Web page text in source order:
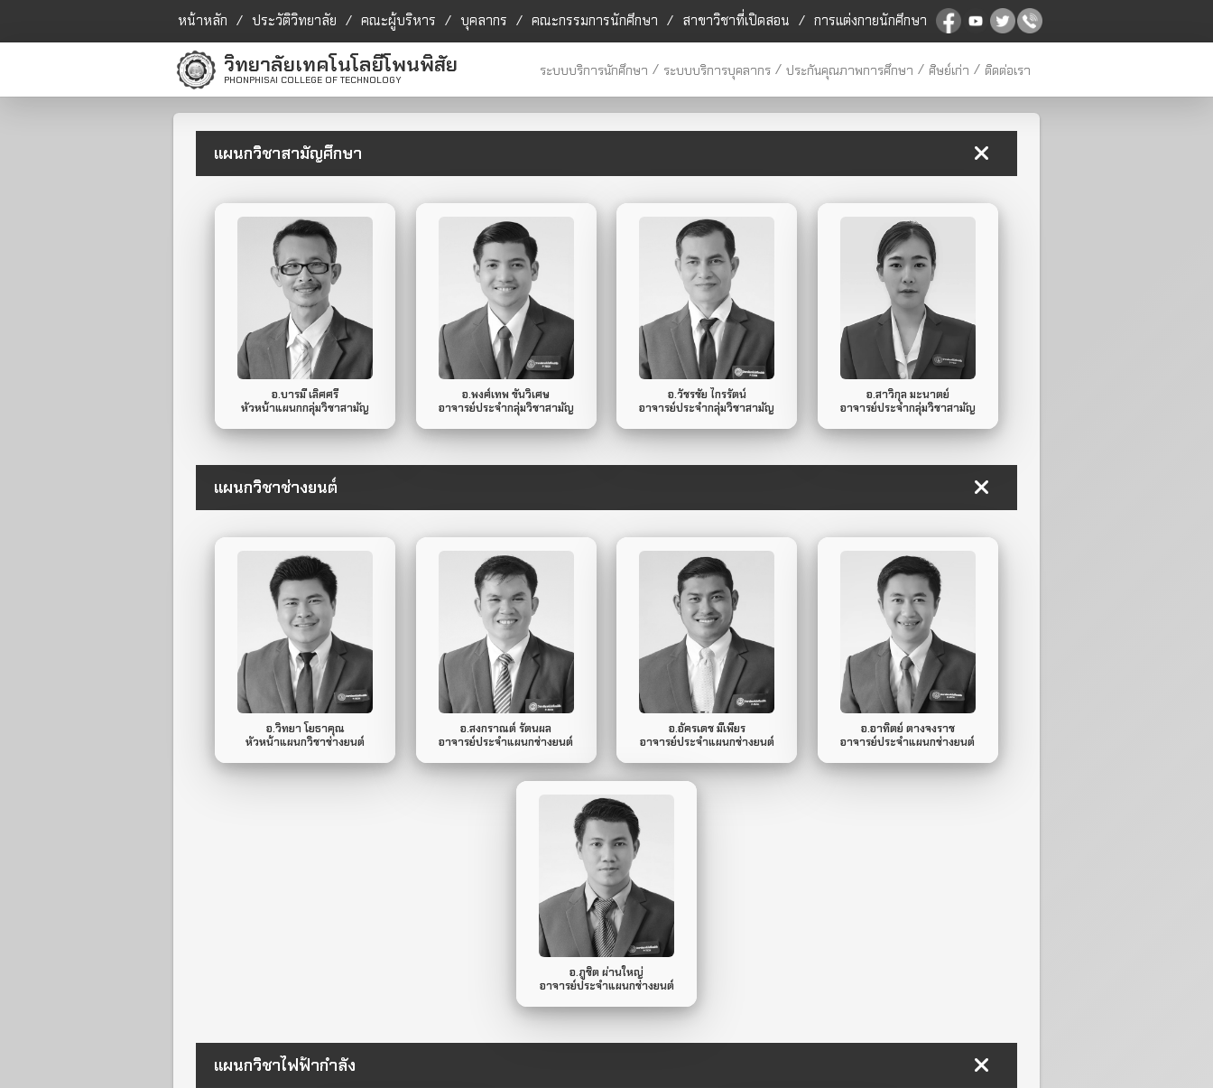
หน้าหลัก / ประวัติวิทยาลัย / คณะผู้บริหาร / บุคลากร / คณะกรรมการนักศึกษา / สาขาวิชาที่เปิดสอน / การแต่งกายนักศึกษา
วิทยาลัยเทคโนโลยีโพนพิสัย
PHONPHISAI COLLEGE OF TECHNOLOGY
ระบบบริการนักศึกษา / ระบบบริการบุคลากร / ประกันคุณภาพการศึกษา / ศิษย์เก่า / ติดต่อเรา
แผนกวิชาสามัญศึกษา
อ.บารมี เลิศศรี
หัวหน้าแผนกกลุ่มวิชาสามัญ
094-020-1092
Mobile Phone.
ไม่มี
Line ID.
อ.พงศ์เทพ ขันวิเศษ
อาจารย์ประจํากลุ่มวิชาสามัญ
064-271-0909
Mobile Phone.
ไม่มี
Line ID.
อ.วัชรชัย ไกรรัตน์
อาจารย์ประจํากลุ่มวิชาสามัญ
080-745-7941
Mobile Phone.
ไม่มี
Line ID.
อ.สาวิกุล มะนาตย์
อาจารย์ประจํากลุ่มวิชาสามัญ
065-106-6295
Mobile Phone.
ไม่มี
Line ID.
แผนกวิชาช่างยนต์
อ.วิทยา โยธาคุณ
หัวหน้าแผนกวิชาช่างยนต์
064-829-2528
Mobile Phone.
ไม่มี
Line ID.
อ.สงกราณต์ รัตนผล
อาจารย์ประจำแผนกช่างยนต์
093-357-9053
Mobile Phone.
ไม่มี
Line ID.
อ.อัครเดช มีเพียร
อาจารย์ประจำแผนกช่างยนต์
091-061-5517
Mobile Phone.
ไม่มี
Line ID.
อ.อาทิตย์ ตางจงราช
อาจารย์ประจำแผนกช่างยนต์
093-452-7410
Mobile Phone.
ไม่มี
Line ID.
อ.ภูชิต ผ่านใหญ่
อาจารย์ประจำแผนกช่างยนต์
088-319-8092
Mobile Phone.
ไม่มี
Line ID.
แผนกวิชาไฟฟ้ากำลัง